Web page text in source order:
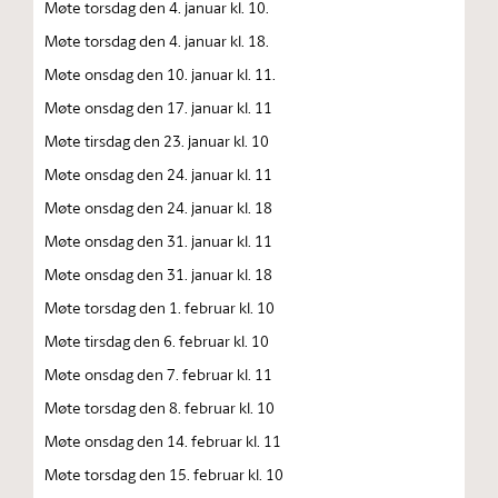
Møte torsdag den 4. januar kl. 10.
Møte torsdag den 4. januar kl. 18.
Møte onsdag den 10. januar kl. 11.
Møte onsdag den 17. januar kl. 11
Møte tirsdag den 23. januar kl. 10
Møte onsdag den 24. januar kl. 11
Møte onsdag den 24. januar kl. 18
Møte onsdag den 31. januar kl. 11
Møte onsdag den 31. januar kl. 18
Møte torsdag den 1. februar kl. 10
Møte tirsdag den 6. februar kl. 10
Møte onsdag den 7. februar kl. 11
Møte torsdag den 8. februar kl. 10
Møte onsdag den 14. februar kl. 11
Møte torsdag den 15. februar kl. 10